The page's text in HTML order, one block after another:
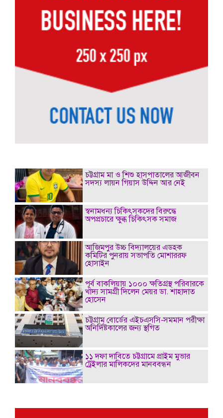
চট্টগ্রাম মা ও শিশু হাসপাতালের আজীবন
সদস্য লায়ন গিয়াস উদ্দিন আর নেই
স্বনামধন্য চিকিৎসকদের বিরুদ্ধে
অপপ্রচারে ক্ষুব্ধ চিকিৎসক সমাজ
আজিমপুর উচ্চ বিদ্যালয়ের এডহক
কমিটির পুনরায় সভাপতি মোশাররফ
হোসাইন
পূর্ব বাকলিয়ায় ১০০০ ক্ষতিগ্রস্থ পরিবারকে
খাদ্য সামগ্রী দিলেন মেয়র ডা. শাহাদাত
হোসেন
চট্টগ্রাম বোর্ডের এইচএসসি-সমমান পরীক্ষা
অনির্দিষ্টকালের জন্য স্থগিত
১১ দফা দাবিতে চট্টগ্রামে প্রাইম মুভার
ট্রেইলার মালিকদের মানববন্ধন